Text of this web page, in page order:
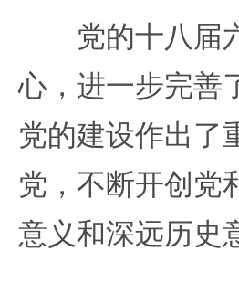
党的十八届六
心，进一步完善
党的建设作出了
党，不断开创党
意义和深远历史